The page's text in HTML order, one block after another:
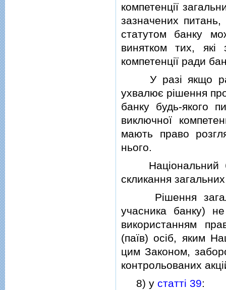
компетенцiї
зазначених
статутом банку
винятком тих, якi
компетенцiї ради
У разi якщо рада
ухвалює рiшення
банку будь-якого
виключної
мають право
нього.
Нацiональний
скликання
Рiшення
учасника банку)
використанням
(паїв) осiб, яким
цим Законом,
контрольованих
8) у статтi 39: